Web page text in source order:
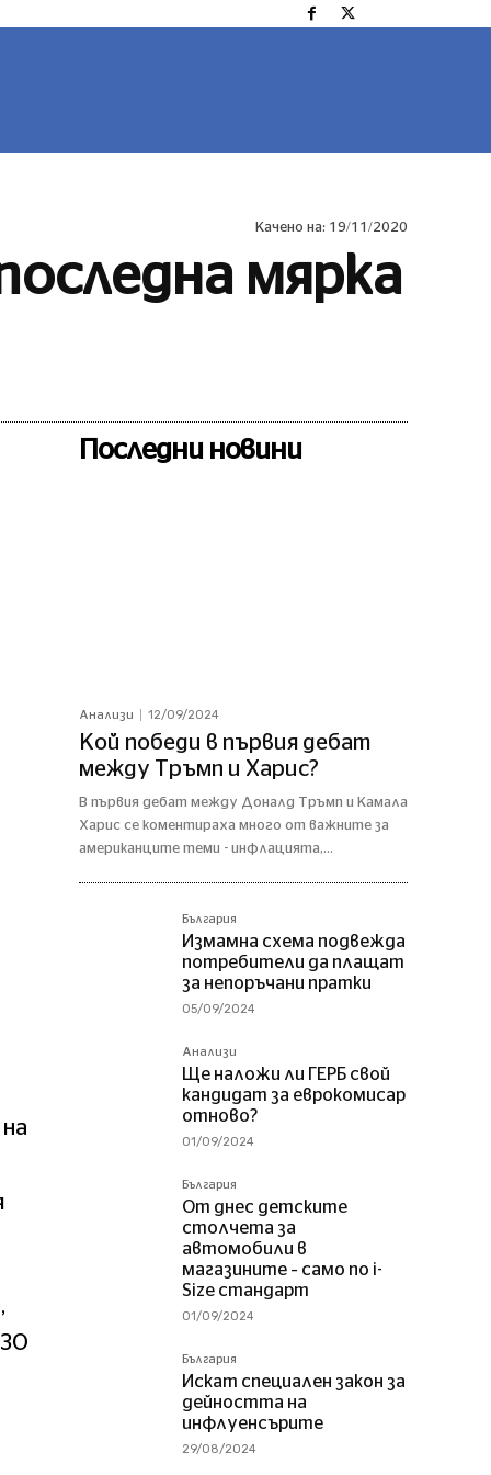
Качено на: 19/11/2020
мярка
Последни новини
Анализи 12/09/2024
Кой победи в първия дебат
между Тръмп и Харис?
В първия дебат между Доналд Тръмп и Камала
Харис се коментираха много от важните за
американците теми - инфлацията,...
България
Измамна схема подвежда
потребители да плащат
за непоръчани пратки
05/09/2024
Анализи
Ще наложи ли ГЕРБ свой
кандидат за еврокомисар
отново?
01/09/2024
България
От днес детските
столчета за
автомобили в
магазините – само по i-
Size стандарт
01/09/2024
България
Искат специален закон за
дейността на
инфлуенсърите
29/08/2024